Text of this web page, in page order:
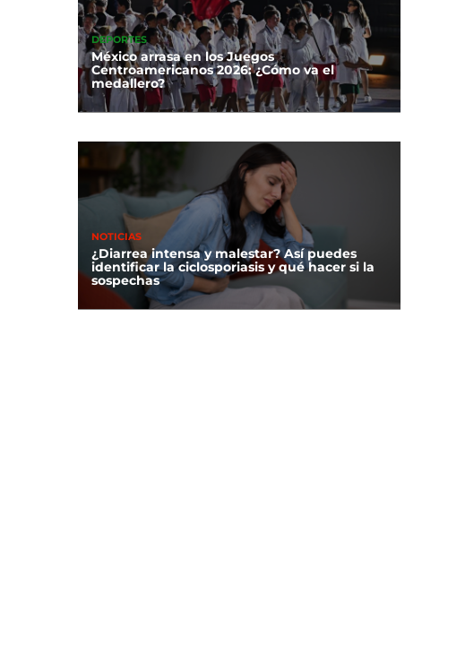
DEPORTES
México arrasa en los Juegos
Centroamericanos 2026: ¿Cómo va el
medallero?
NOTICIAS
¿Diarrea intensa y malestar? Así puedes
identificar la ciclosporiasis y qué hacer si la
sospechas